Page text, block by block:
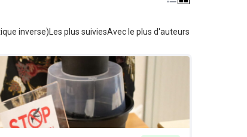
inverse) Les plus suiviesAvec le plus d'auteurs